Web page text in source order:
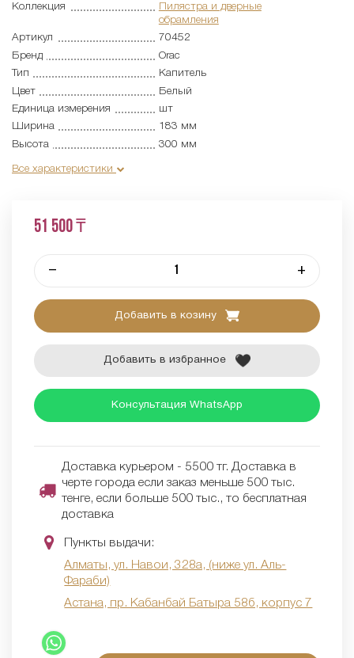
Коллекция
Пилястра и дверные
обрамления
Артикул
70452
Бренд
Orac
Тип
Капитель
Цвет
Белый
Единица измерения
шт
Ширина
183 мм
Высота
300 мм
Все характеристики
51 500 ₸
– +
Добавить в козину
Добавить в избранное
Консультация WhatsApp
Доставка курьером - 5500 тг. Доставка в
черте города если заказ меньше 500 тыс.
тенге, если больше 500 тыс., то бесплатная
доставка
Пункты выдачи:
Алматы, ул. Навои, 328а, (ниже ул. Аль-
Фараби)
Астана, пр. Кабанбай Батыра 58б, корпус 7